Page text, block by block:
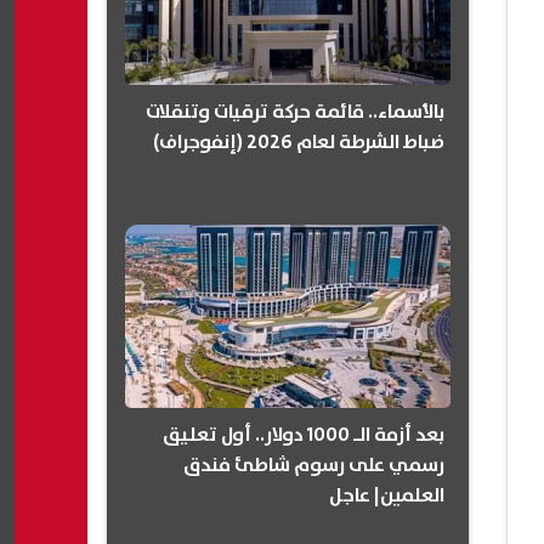
بالأسماء.. قائمة حركة ترقيات وتنقلات
ضباط الشرطة لعام 2026 (إنفوجراف)
بعد أزمة الـ 1000 دولار.. أول تعليق
رسمي على رسوم شاطئ فندق
العلمين| عاجل